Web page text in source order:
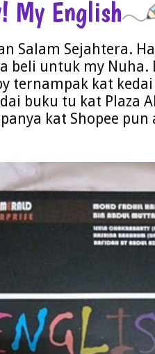
My English
Salam Sejahtera.
beli untuk my
ternampak kat
buku tu kat Plaza
kat Shopee pun